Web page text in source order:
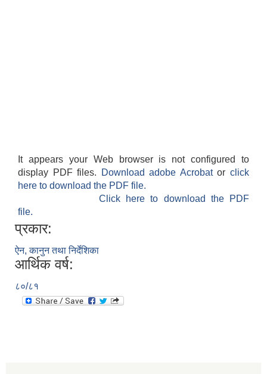
It appears your Web browser is not configured to
display PDF files.
Download adobe Acrobatorclick
here to download the PDF file.
Click here to download the PDF
file.
प्रकार:
ऐन, कानुन तथा निर्देशिका
आर्थिक वर्ष:
८०/८१